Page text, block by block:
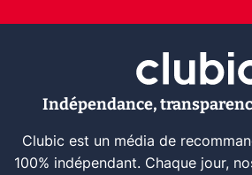
Indépendance,
Clubic est un média de
100% indépendant. Chaque jour,